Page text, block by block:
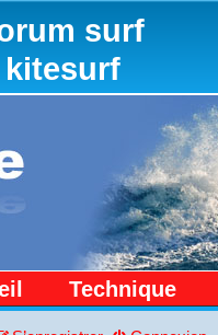
surf
Technique